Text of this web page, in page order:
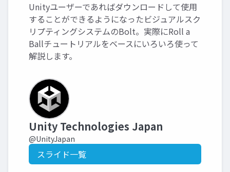
Unityユーザーであればダウンロードして使用
することができるようになったビジュアルスク
リプティングシステムのBolt。実際にRoll a
Ballチュートリアルをベースにいろいろ使って
解説します。
Unity Technologies Japan
@UnityJapan
スライド一覧